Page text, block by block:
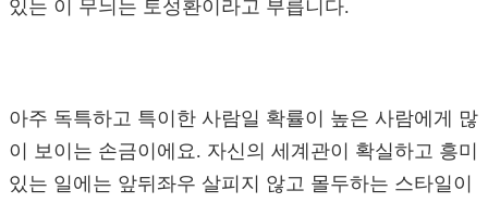
있는 이 무늬는 토성환이라고 부릅니다.
아주 독특하고 특이한 사람일 확률이 높은 사람에게 많
이 보이는 손금이에요. 자신의 세계관이 확실하고 흥미
있는 일에는 앞뒤좌우 살피지 않고 몰두하는 스타일이